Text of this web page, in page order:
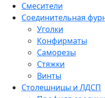
Смесители
Соединительная
Уголки
Конфирматы
Саморезы
Стяжки
Винты
Столешницы и ЛДСП